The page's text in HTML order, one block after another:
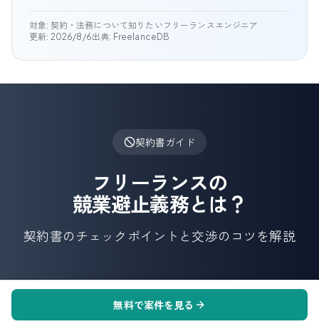
対象: 契約・法務について知りたいフリーランスエンジニア
更新: 2026/8/6出典: FreelanceDB
契約書ガイド
フリーランスの
競業避止義務とは？
契約書のチェックポイントと交渉のコツを解説
無料で案件を見る